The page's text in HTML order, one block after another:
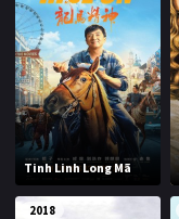
Tinh Linh Long Mã
2018